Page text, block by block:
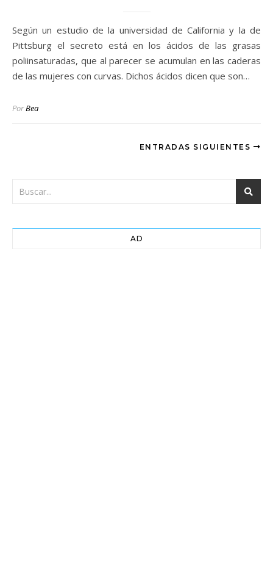
Según un estudio de la universidad de California y la de
Pittsburg el secreto está en los ácidos de las grasas
poliinsaturadas, que al parecer se acumulan en las caderas
de las mujeres con curvas. Dichos ácidos dicen que son…
PorBea
ENTRADAS SIGUIENTES
AD